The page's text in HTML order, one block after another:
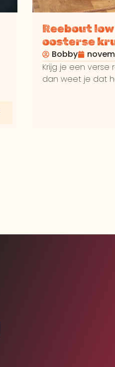
Reebout
oosterse
Bobby
Krijg je een
dan weet je dat